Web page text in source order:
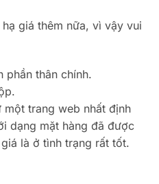
giá thêm nữa, vì vậy vui
phần thân chính.
trang web nhất định
dạng mặt hàng đã được
là ở tình trạng rất tốt.